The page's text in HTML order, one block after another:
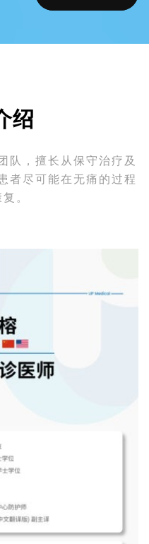
绍
队，擅⻓从保守治疗及
者尽可能在⽆痛的过程
。